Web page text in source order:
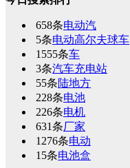
658条电动汽
5条电动高尔夫球车
1555条车
3条汽车充电站
55条陆地方
228条电池
226条电机
631条厂家
1276条电动
15条电池盒